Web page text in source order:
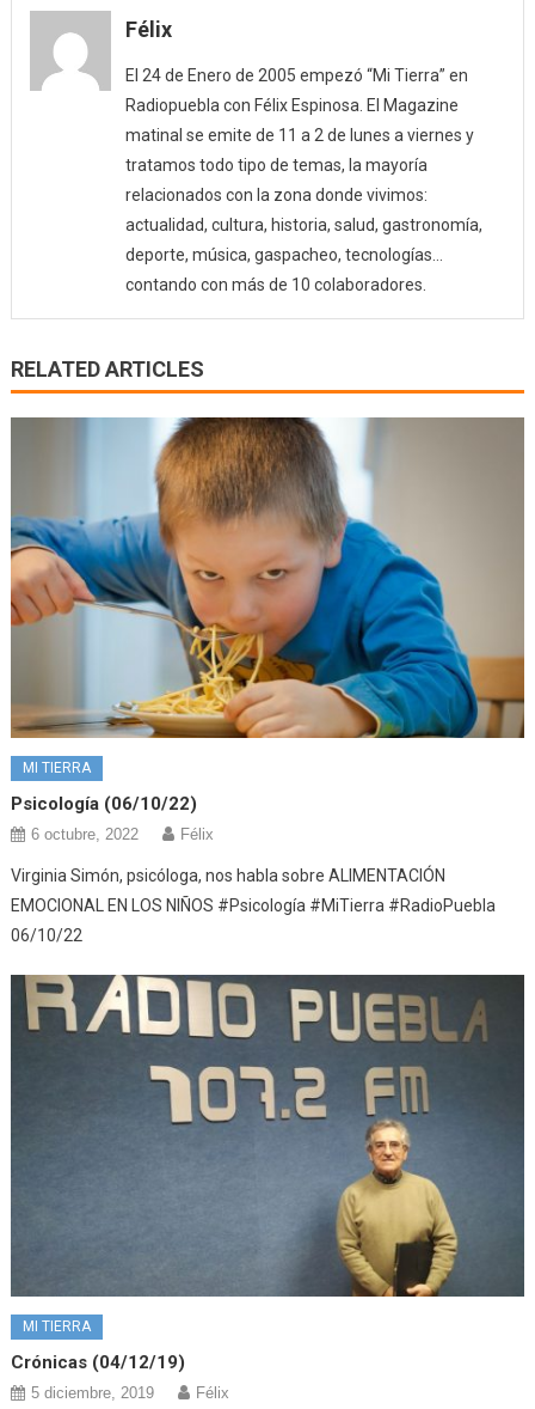
Félix
El 24 de Enero de 2005 empezó “Mi Tierra” en
Radiopuebla con Félix Espinosa. El Magazine
matinal se emite de 11 a 2 de lunes a viernes y
tratamos todo tipo de temas, la mayoría
relacionados con la zona donde vivimos:
actualidad, cultura, historia, salud, gastronomía,
deporte, música, gaspacheo, tecnologías…
contando con más de 10 colaboradores.
RELATED ARTICLES
MI TIERRA
Psicología (06/10/22)
6 octubre, 2022 Félix
Virginia Simón, psicóloga, nos habla sobre ALIMENTACIÓN
EMOCIONAL EN LOS NIÑOS #Psicología #MiTierra #RadioPuebla
06/10/22
MI TIERRA
Crónicas (04/12/19)
5 diciembre, 2019 Félix